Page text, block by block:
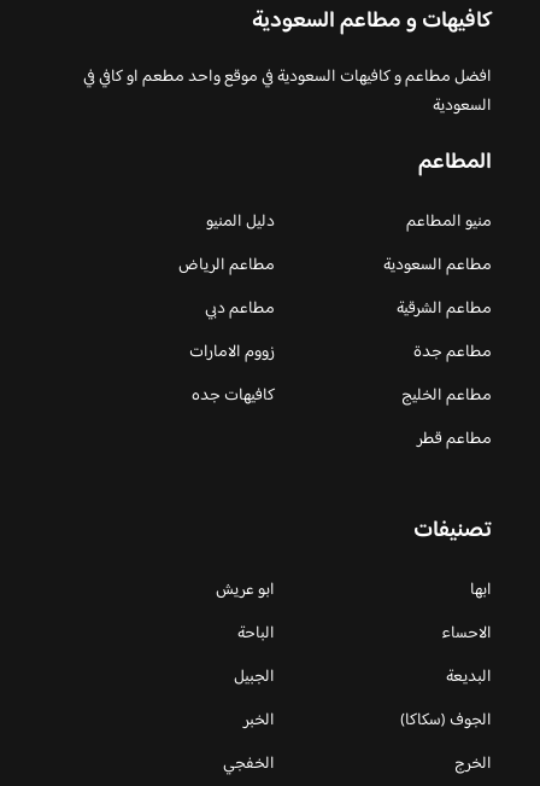
كافيهات و مطاعم السعودية
افضل مطاعم و كافيهات السعودية في موقع واحد مطعم او كافي في
السعودية
المطاعم
منيو المطاعم
دليل المنيو
مطاعم السعودية
مطاعم الرياض
مطاعم الشرقية
مطاعم دبي
مطاعم جدة
زووم الامارات
مطاعم الخليج
كافيهات جده
مطاعم قطر
تصنيفات
ابها
ابو عريش
الاحساء
الباحة
البديعة
الجبيل
الجوف (سكاكا)
الخبر
الخرج
الخفجي